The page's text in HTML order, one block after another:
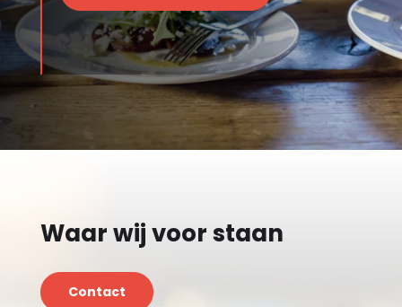
Waar wij voor staan
Contact